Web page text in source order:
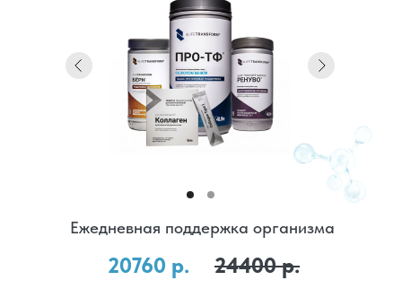
Ежедневная поддержка организма
20760 р. 24400 р.